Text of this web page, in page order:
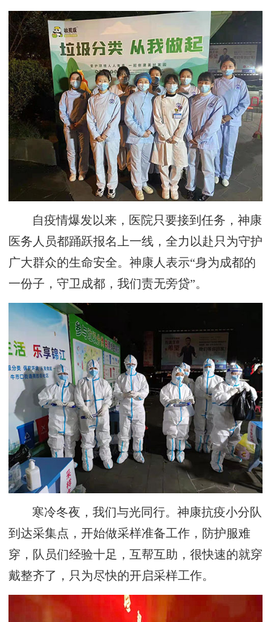
自疫情爆发以来，医院只要接到任务，神康
医务人员都踊跃报名上一线，全力以赴只为守护
广大群众的生命安全。神康人表示“身为成都的
一份子，守卫成都，我们责无旁贷”。
寒冷冬夜，我们与光同行。神康抗疫小分队
到达采集点，开始做采样准备工作，防护服难
穿，队员们经验十足，互帮互助，很快速的就穿
戴整齐了，只为尽快的开启采样工作。